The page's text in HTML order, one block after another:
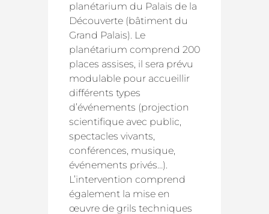
planétarium du Palais de la
Découverte (bâtiment du
Grand Palais). Le
planétarium comprend 200
places assises, il sera prévu
modulable pour accueillir
différents types
d’événements (projection
scientifique avec public,
spectacles vivants,
conférences, musique,
événements privés…).
L’intervention comprend
également la mise en
œuvre de grils techniques